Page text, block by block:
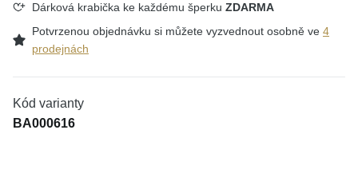
Dárková krabička ke každému šperku ZDARMA
Potvrzenou objednávku si můžete vyzvednout osobně ve 4
prodejnách
Kód varianty
BA000616